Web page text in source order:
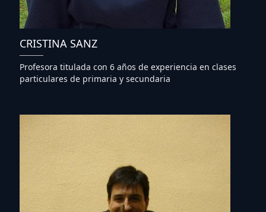
CRISTINA SANZ
Profesora titulada con 6 años de experiencia en clases
particulares de primaria y secundaria